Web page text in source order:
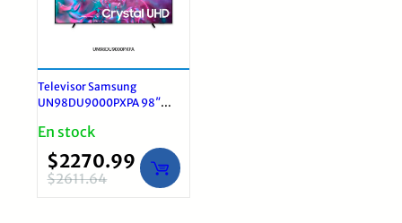
Televisor Samsung
UN98DU9000PXPA 98″
Tizen
En stock
$2611.64
$2270.99